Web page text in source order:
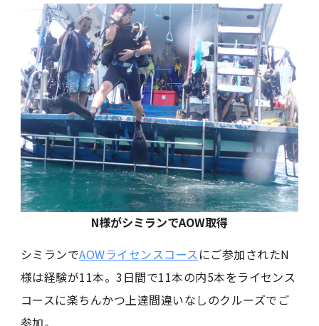
N様がシミランでAOW取得
シミランでAOWライセンスコースにご参加されたN
様は経験が11本。3日間で11本の内5本をライセンス
コースに楽ちんかつ上達間違いなしのクルーズでご
参加。